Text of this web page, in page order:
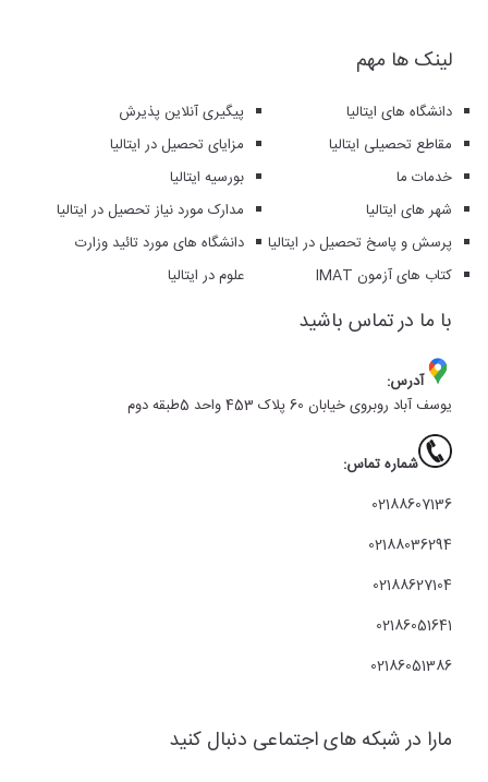
لینک ها مهم
پیگیری آنلاین پذیرش
مزایای تحصیل در ایتالیا
بورسیه ایتالیا
مدارک مورد نیاز تحصیل در ایتالیا
دانشگاه های مورد تائید وزارت
علوم در ایتالیا
دانشگاه های ایتالیا
مقاطع تحصیلی ایتالیا
خدمات ما
شهر های ایتالیا
پرسش و پاسخ تحصیل در ایتالیا
کتاب های آزمون IMAT
با ما در تماس باشید
آدرس:
یوسف آباد روبروی خیابان 60 پلاک 453 واحد 5طبقه دوم
شماره تماس:
02188607136
02188036294
02188627104
02186051641
02186051386
مارا در شبکه های اجتماعی دنبال کنید